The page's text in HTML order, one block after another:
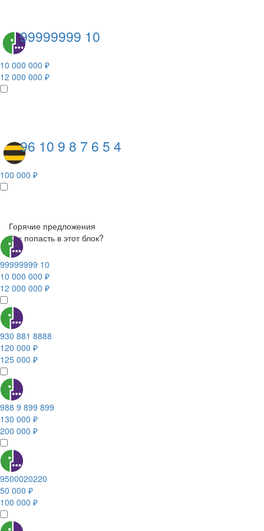
99999999 10
10 000 000 ₽
12 000 000 ₽
96 10 9 8 7 6 5 4
100 000 ₽
Горячие предложения
Как попасть в этот блок?
99999999 10
10 000 000 ₽
12 000 000 ₽
930 881 8888
120 000 ₽
125 000 ₽
988 9 899 899
130 000 ₽
200 000 ₽
9500020220
50 000 ₽
100 000 ₽